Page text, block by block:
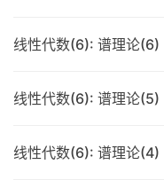
线性代数(6): 谱理论(6)
线性代数(6): 谱理论(5)
线性代数(6): 谱理论(4)